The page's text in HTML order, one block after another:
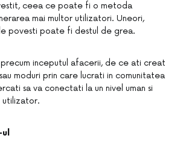
ceea ce poate fi o metoda
mai multor utilizatori. Uneori,
povesti poate fi destul de grea.
inceputul afacerii, de ce ati creat
moduri prin care lucrati in comunitatea
sa va conectati la un nivel uman si
utilizator.